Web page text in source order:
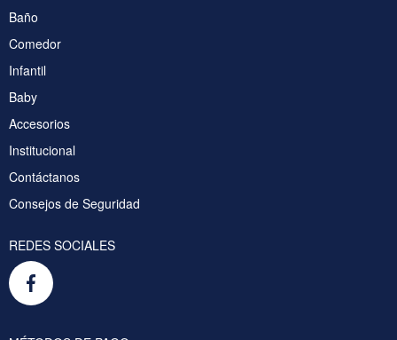
Baño
Comedor
Infantil
Baby
Accesorios
Institucional
Contáctanos
Consejos de Seguridad
REDES SOCIALES